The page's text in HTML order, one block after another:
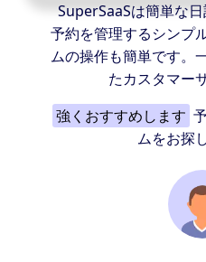
SuperSaaSは簡単な
予約を管理するシンプ
ムの操作も簡単です。
たカスタマー
強くおすすめします
ムをお探